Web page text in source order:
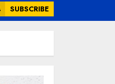
SUBSCRIBE